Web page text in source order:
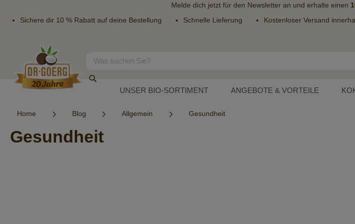
Melde dich jetzt für den Newsletteran und erhalte einen
Sichere dir 10 % Rabatt auf deine Bestellung
Schnelle Lieferung Kostenloser Versand
Inhalt
Suche
UNSER BIO-SORTIMENT ANGEBOTE & VORTEILE
Home Blog Allgemein Gesundheit
Gesundheit